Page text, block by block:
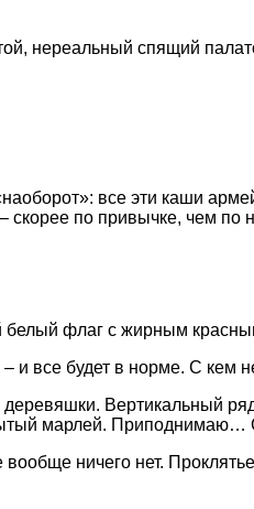
нереальный спящий
все эти каши
по привычке, чем по
белый флаг с жирным
и все будет в норме. С кем
деревяшки. Вертикальный
марлей. Приподнимаю…
ничего нет.